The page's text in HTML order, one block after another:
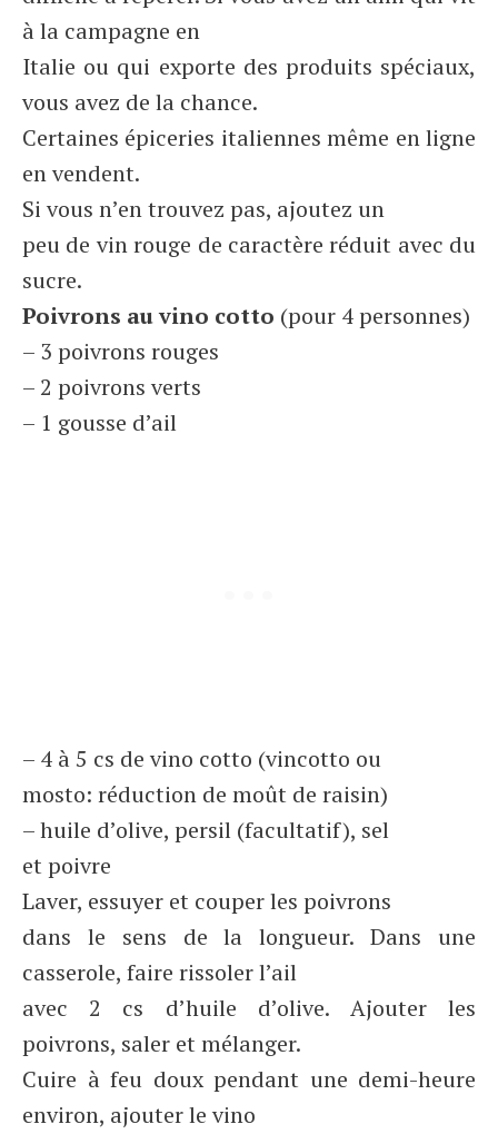
à la campagne en
Italie ou qui exporte des produits spéciaux,
vous avez de la chance.
Certaines épiceries italiennes même en ligne
en vendent.
Si vous n’en trouvez pas, ajoutez un
peu de vin rouge de caractère réduit avec du
sucre.
Poivrons au vino cotto (pour 4 personnes)
– 3 poivrons rouges
– 2 poivrons verts
– 1 gousse d’ail
– 4 à 5 cs de vino cotto (vincotto ou
mosto: réduction de moût de raisin)
– huile d’olive, persil (facultatif), sel
et poivre
Laver, essuyer et couper les poivrons
dans le sens de la longueur. Dans une
casserole, faire rissoler l’ail
avec 2 cs d’huile d’olive. Ajouter les
poivrons, saler et mélanger.
Cuire à feu doux pendant une demi-heure
environ, ajouter le vino